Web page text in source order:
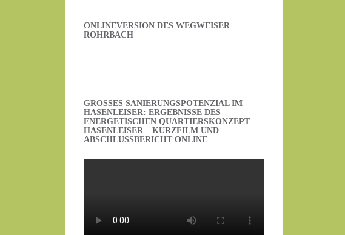
ONLINEVERSION DES WEGWEISER
ROHRBACH
GROSSES SANIERUNGSPOTENZIAL IM H
ASENLEISER: ERGEBNISSE DES E
NERGETISCHEN QUARTIERSKONZEPT H
ASENLEISER – KURZFILM UND A
BSCHLUSSBERICHT ONLINE